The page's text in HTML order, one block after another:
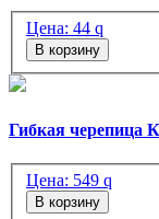
Цена: 44 q
В корзину
Гибкая черепица
Цена: 549 q
В корзину